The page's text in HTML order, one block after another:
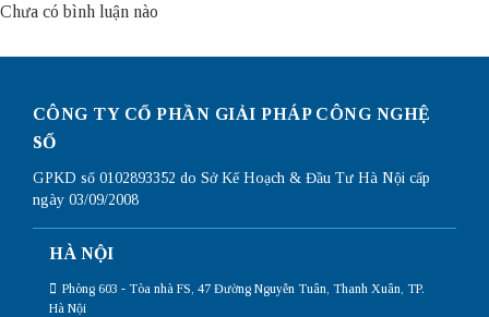
Chưa có bình luận nào
CÔNG TY CỔ PHẦN GIẢI PHÁP CÔNG NGHỆ
SỐ
GPKD số 0102893352 do Sở Kế Hoạch & Đầu Tư Hà Nội cấp
ngày 03/09/2008
HÀ NỘI
Phòng 603 - Tòa nhà FS, 47 Đường Nguyễn Tuân, Thanh Xuân, TP.
Hà Nội